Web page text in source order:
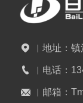
地址： 镇
电话：
邮箱：